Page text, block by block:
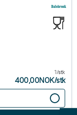
1/stk
400,00NOK/stk